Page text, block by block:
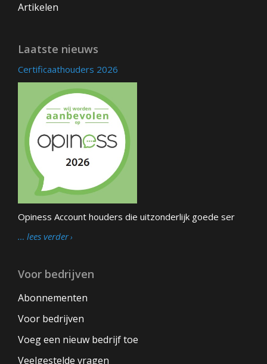
Artikelen
Laatste nieuws
Certificaathouders 2026
Opiness Account houders die uitzonderlijk goede ser
… lees verder
Voor bedrijven
Abonnementen
Voor bedrijven
Voeg een nieuw bedrijf toe
Veelgestelde vragen